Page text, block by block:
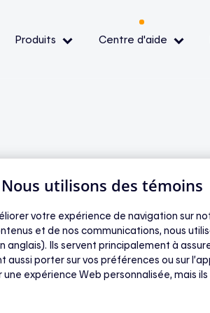
Produits Centre d'aide
une
utilisons des témoins
votre expérience de navigation sur
et de nos communications, nous
anglais). Ils servent principalement à
aussi porter sur vos préférences ou sur
une expérience Web personnalisée, mais